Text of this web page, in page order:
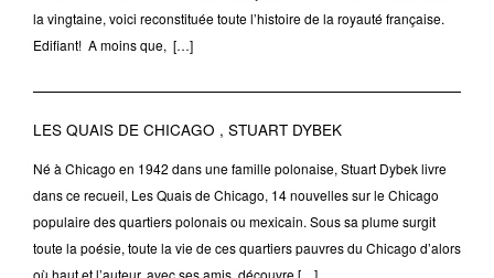
la vingtaine, voici reconstituée toute l’histoire de la royauté française.
Edifiant! A moins que, […]
LES QUAIS DE CHICAGO , STUART DYBEK
Né à Chicago en 1942 dans une famille polonaise, Stuart Dybek livre
dans ce recueil, Les Quais de Chicago, 14 nouvelles sur le Chicago
populaire des quartiers polonais ou mexicain. Sous sa plume surgit
toute la poésie, toute la vie de ces quartiers pauvres du Chicago d’alors
où haut et l’auteur, avec ses amis, découvre […]